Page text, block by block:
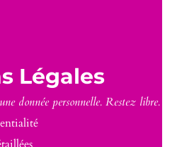
Légales
donnée personnelle. Restez libre.